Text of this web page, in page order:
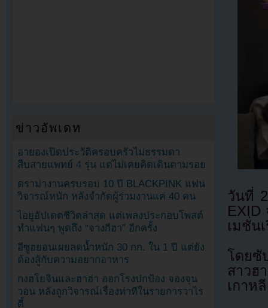
วันที่
EXID
เมชั่น
โดยซั
สาวฮ
เกาห
ข่าวอัพเดท
ฮายองเปิดประวัติครอบครัวไม่ธรรมดา
สืบสายแพทย์ 4 รุ่น แต่ไม่เคยคิดเดินตามรอย
ดราม่างานครบรอบ 10 ปี BLACKPINK แฟน
วิจารณ์หนัก หลังจำกัดผู้ร่วมงานแค่ 40 คน
ไอยูอัปเดตชีวิตล่าสุด แต่เพลงประกอบโพสต์
ทำแฟนๆ พูดถึง “จางกีฮา” อีกครั้ง
อีซูฮยอนเผยลดน้ำหนัก 30 กก. ใน 1 ปี แต่ยัง
ต้องสู้กับความอยากอาหาร
กงฮโยจินและฮาฮ่า ออกโรงปกป้อง จองจุน
วอน หลังถูกวิจารณ์เรื่องท่าทีในรายการวาไร
ตี้